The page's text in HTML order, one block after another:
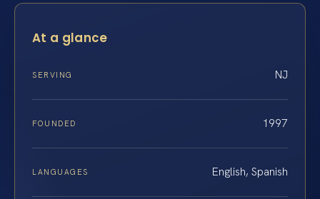
At a glance
SERVING NJ
FOUNDED 1997
LANGUAGES English, Spanish